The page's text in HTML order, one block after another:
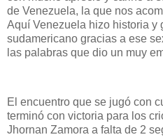
de Venezuela, la que nos
Aquí Venezuela hizo historia y
sudamericano gracias a ese
las palabras que dio un muy
El encuentro que se jugó con
terminó con victoria para los
Jhornan Zamora a falta de 2